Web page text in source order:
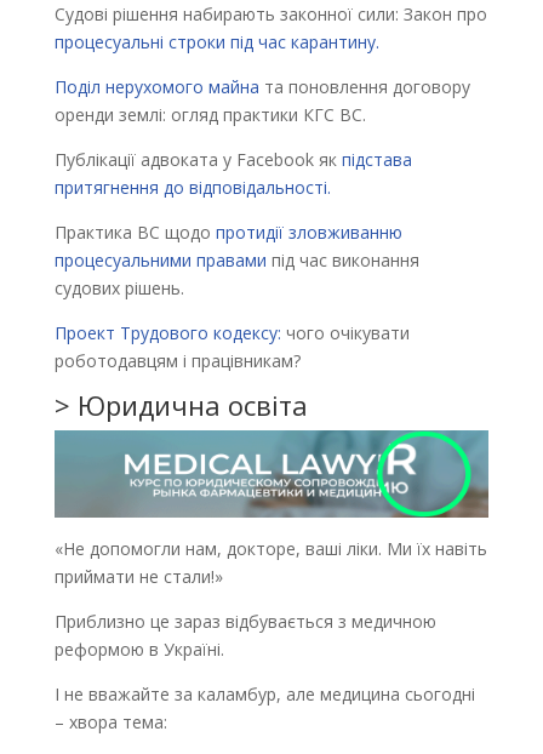
Судові рішення набирають законної сили: Закон про
процесуальні строки під час карантину.
Поділ нерухомого майна та поновлення договору
оренди землі: огляд практики КГС ВС.
Публікації адвоката у Facebook як підстава
притягнення до відповідальності.
Практика ВС щодо протидії зловживанню
процесуальними правами під час виконання
судових рішень.
Проект Трудового кодексу: чого очікувати
роботодавцям і працівникам?
> Юридична освіта
«Не допомогли нам, докторе, ваші ліки. Ми їх навіть
приймати не стали!»
Приблизно це зараз відбувається з медичною
реформою в Україні.
І не вважайте за каламбур, але медицина сьогодні
– хвора тема: